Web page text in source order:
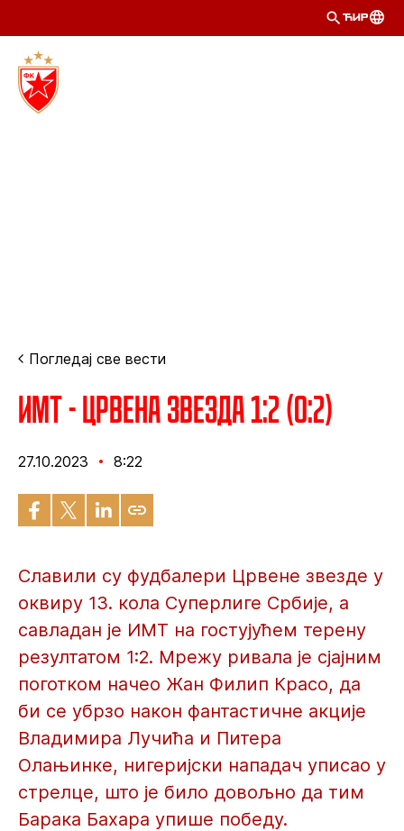
ЋИР
Погледај све вести
ИМТ - Црвена звезда 1:2 (0:2)
27.10.2023 8:22
Славили су фудбалери Црвене звезде у
оквиру 13. кола Суперлиге Србије, а
савладан је ИМТ на гостујућем терену
резултатом 1:2. Мрежу ривала је сјајним
поготком начео Жан Филип Красо, да
би се убрзо након фантастичне акције
Владимира Лучића и Питера
Олањинке, нигеријски нападач уписао у
стрелце, што је било довољно да тим
Барака Бахара упише победу.